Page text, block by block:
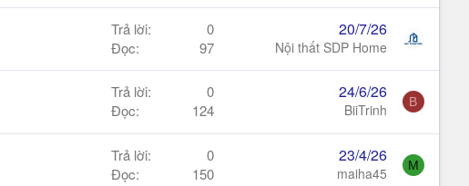
Trả lời
0
Đọc
97
20/7/26
Nội thất SDP Home
Trả lời
0
Đọc
124
24/6/26
BiiTrinh B
Trả lời
0
Đọc
150
23/4/26
maiha45 M